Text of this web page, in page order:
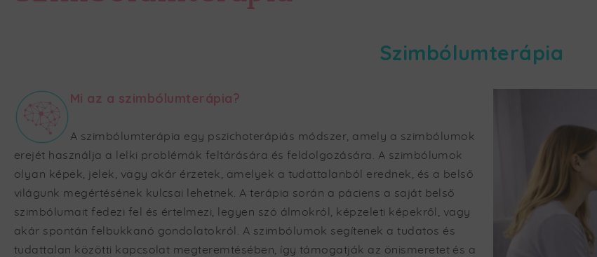
Szimbólumterápia
Mi az a szimbólumterápia?
A szimbólumterápia egy pszichoterápiás módszer, amely a szimbólumok
erejét használja a lelki problémák feltárására és feldolgozására. A szimbólumok
olyan képek, jelek, vagy akár érzetek, amelyek a tudattalanból erednek, és a belső
világunk megértésének kulcsai lehetnek. A terápia során a páciens a saját belső
szimbólumait fedezi fel és értelmezi, legyen szó álmokról, képzeleti képekről, vagy
akár spontán felbukkanó gondolatokról. A szimbólumok segítenek a tudatos és
tudattalan közötti kapcsolat megteremtésében, így támogatják az önismeretet és a